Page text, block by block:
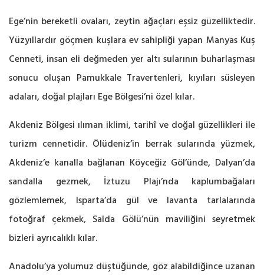
Ege’nin bereketli ovaları, zeytin ağaçları eşsiz güzelliktedir.
Yüzyıllardır göçmen kuşlara ev sahipliği yapan Manyas Kuş
Cenneti, insan eli değmeden yer altı sularının buharlaşması
sonucu oluşan Pamukkale Travertenleri, kıyıları süsleyen
adaları, doğal plajları Ege Bölgesi’ni özel kılar.
Akdeniz Bölgesi ılıman iklimi, tarihî ve doğal güzellikleri ile
turizm cennetidir. Ölüdeniz’in berrak sularında yüzmek,
Akdeniz’e kanalla bağlanan Köyceğiz Göl’ünde, Dalyan’da
sandalla gezmek, İztuzu Plajı’nda kaplumbağaları
gözlemlemek, Isparta’da gül ve lavanta tarlalarında
fotoğraf çekmek, Salda Gölü’nün maviliğini seyretmek
bizleri ayrıcalıklı kılar.
Anadolu’ya yolumuz düştüğünde, göz alabildiğince uzanan